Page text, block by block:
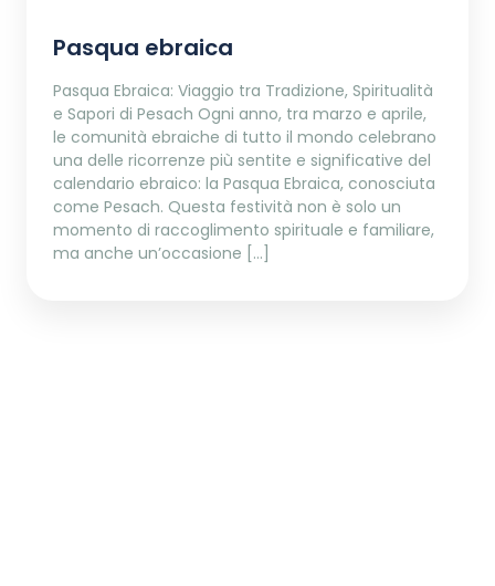
Pasqua ebraica
Pasqua Ebraica: Viaggio tra Tradizione, Spiritualità
e Sapori di Pesach Ogni anno, tra marzo e aprile,
le comunità ebraiche di tutto il mondo celebrano
una delle ricorrenze più sentite e significative del
calendario ebraico: la Pasqua Ebraica, conosciuta
come Pesach. Questa festività non è solo un
momento di raccoglimento spirituale e familiare,
ma anche un’occasione […]